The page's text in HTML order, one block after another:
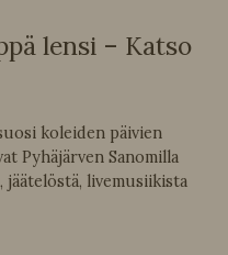
lensi – Katso
koleiden päivien
Pyhäjärven Sanomilla
jäätelöstä, livemusiikista